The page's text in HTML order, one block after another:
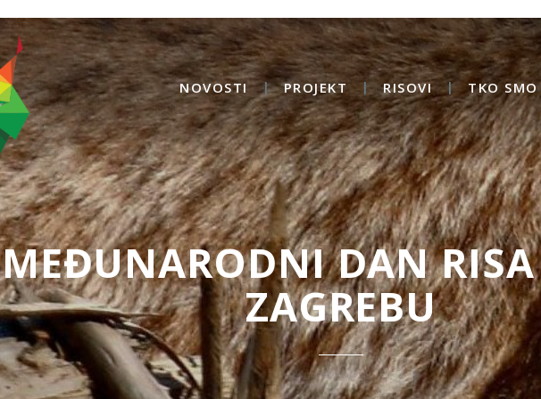
NOVOSTI PROJEKT RISOVI TKO
MEĐUNARODNI DAN
ZAGREBU